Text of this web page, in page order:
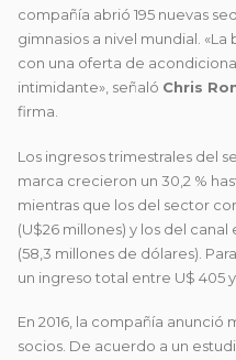
compañía abrió 195 nuevas
gimnasios a nivel mundial.
con una oferta de
intimidante», señaló Chris
firma.
Los ingresos trimestrales del
marca crecieron un 30,2 %
mientras que los del sector
(U$26 millones) y los del
(58,3 millones de dólares).
un ingreso total entre U$ 405
En 2016, la compañía anunció
socios. De acuerdo a un